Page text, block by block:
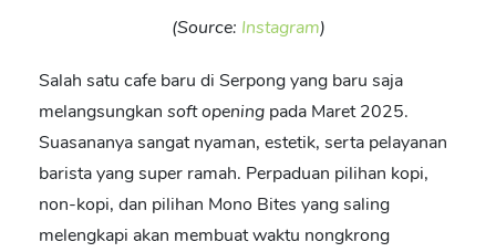
(Source: Instagram)
Salah satu cafe baru di Serpongyang baru saja
melangsungkan softopening pada Maret 2025.
Suasananya sangat nyaman, estetik, serta pelayanan
barista yang super ramah. Perpaduan pilihan kopi,
non-kopi, dan pilihan Mono Bites yang saling
melengkapi akan membuat waktu nongkrong